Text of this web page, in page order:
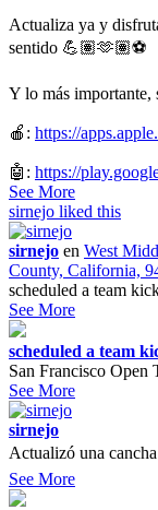
Actualiza ya y
sentido 💪🏽🫶🏽⚽️
Y lo más importante,
🍎: https://
🤖: https://
See More
sirnejo liked this
sirnejo en West
County, California,
scheduled a team
See More
scheduled a team
San Francisco Open
See More
sirnejo
Actualizó una
See More